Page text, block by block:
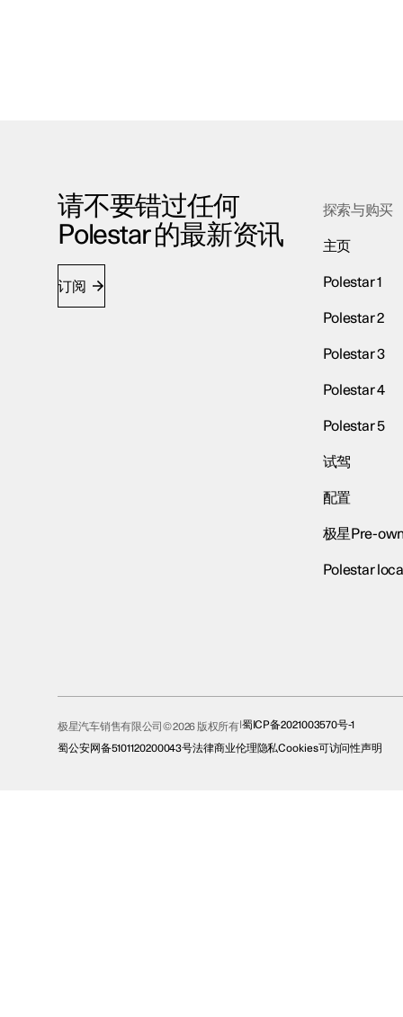
请不要错过任何
Polestar 的最新资讯
订阅
探索与购买
主页
Polestar 1
Polestar 2
Polestar 3
Polestar 4
Polestar 5
试驾
配置
极星Pre-
Polestar
极星汽车销售有限公司© 2026 版权所有 蜀ICP备2021003570号-1
蜀公安网备5101120200043号法律商业伦理隐私Cookies可访问性声明